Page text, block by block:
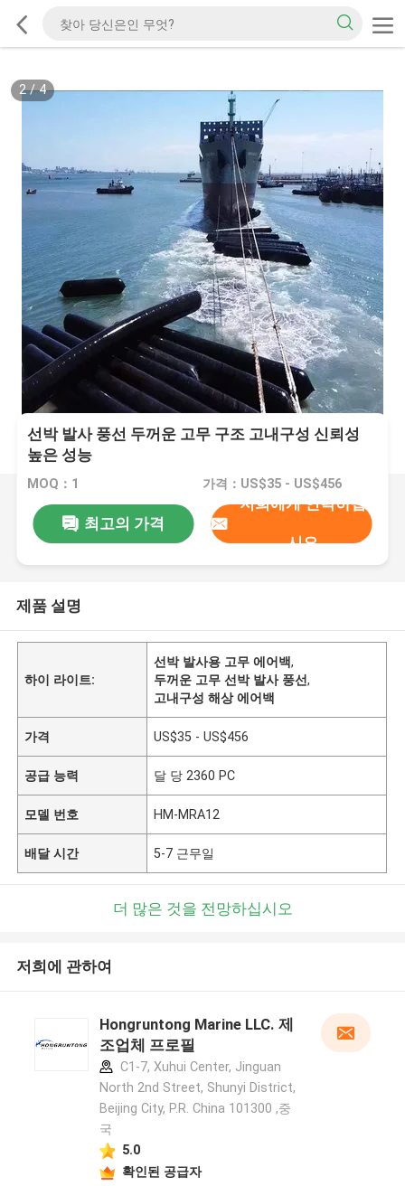
2/4
선박 발사 풍선 두꺼운 고무 구조 고내구성 신뢰성
높은 성능
MOQ：1 가격：US$35 - US$456
최고의 가격
저희에게 연락하십
시오
제품 설명
하이 라이트:
선박 발사용 고무 에어백,
두꺼운 고무 선박 발사 풍선,
고내구성 해상 에어백
가격 US$35 - US$456
공급 능력 달 당 2360 PC
모델 번호 HM-MRA12
배달 시간 5-7 근무일
더 많은 것을 전망하십시오
저희에 관하여
Hongruntong Marine LLC. 제
조업체 프로필
C1-7, Xuhui Center, Jinguan
North 2nd Street, Shunyi District,
Beijing City, P.R. China 101300 ,중
국
5.0
확인된 공급자